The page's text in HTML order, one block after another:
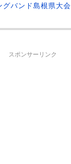
グバンド島根県大会
スポンサーリンク